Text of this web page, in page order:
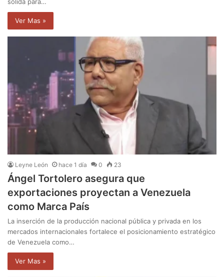
sólida para…
Ver Mas »
Leyne León hace 1 día 0 23
Ángel Tortolero asegura que
exportaciones proyectan a Venezuela
como Marca País
La inserción de la producción nacional pública y privada en los
mercados internacionales fortalece el posicionamiento estratégico
de Venezuela como…
Ver Mas »